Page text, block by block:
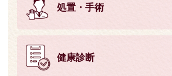
処置・手術
健康診断